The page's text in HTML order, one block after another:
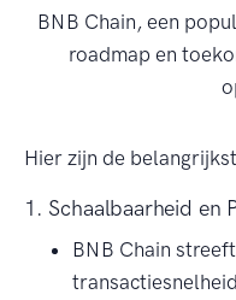
BNB Chain, een
roadmap en
Hier zijn de
1. Schaalbaarheid en
BNB Chain